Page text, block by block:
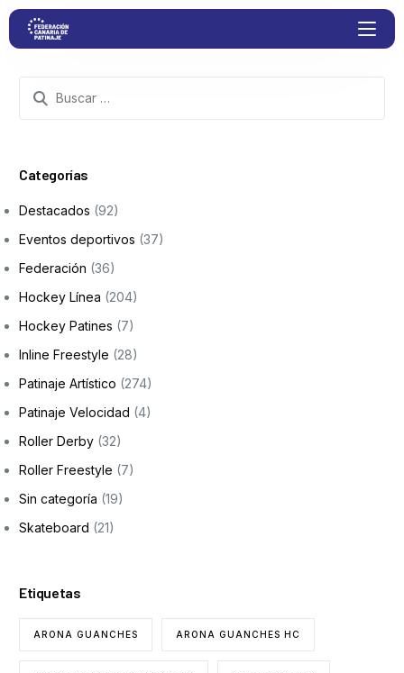
Categorías
Destacados (92)
Eventos deportivos (37)
Federación (36)
Hockey Línea (204)
Hockey Patines (7)
Inline Freestyle (28)
Patinaje Artístico (274)
Patinaje Velocidad (4)
Roller Derby (32)
Roller Freestyle (7)
Sin categoría (19)
Skateboard (21)
Etiquetas
ARONA GUANCHES ARONA GUANCHES HC
Proyectos
Competiciones
Clubs
Transparencia
Documentación
Blog